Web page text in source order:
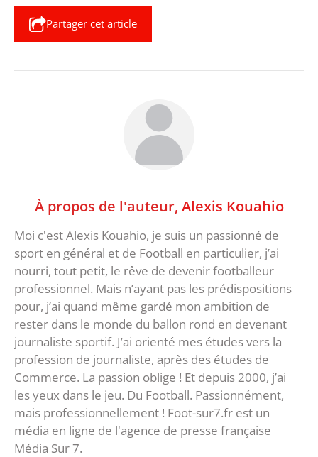
Partager cet article
À propos de l'auteur, Alexis Kouahio
Moi c'est Alexis Kouahio, je suis un passionné de
sport en général et de Football en particulier, j’ai
nourri, tout petit, le rêve de devenir footballeur
professionnel. Mais n’ayant pas les prédispositions
pour, j’ai quand même gardé mon ambition de
rester dans le monde du ballon rond en devenant
journaliste sportif. J’ai orienté mes études vers la
profession de journaliste, après des études de
Commerce. La passion oblige ! Et depuis 2000, j’ai
les yeux dans le jeu. Du Football. Passionnément,
mais professionnellement ! Foot-sur7.fr est un
média en ligne de l'agence de presse française
Média Sur 7.